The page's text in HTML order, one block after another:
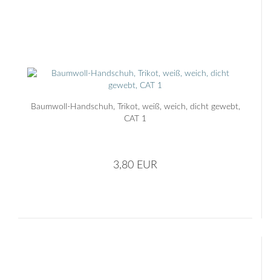
Baumwoll-Handschuh, Trikot, weiß, weich, dicht gewebt,
CAT 1
3,80 EUR